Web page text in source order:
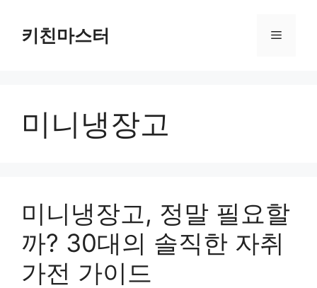
키친마스터 메
미니냉장고
미니냉장고, 정말 필요할
까? 30대의 솔직한 자취
가전 가이드